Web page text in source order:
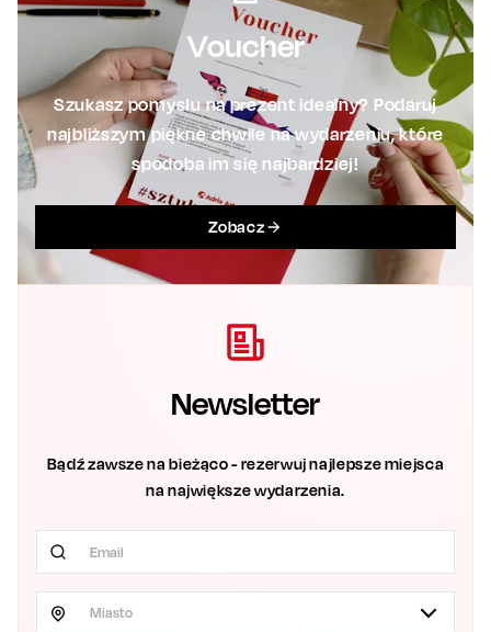
Voucher
Szukasz pomysłu na prezent idealny? Podaruj
najbliższym piękne chwile na wydarzeniu, które
spodoba im się najbardziej!
Zobacz
Newsletter
Bądź zawsze na bieżąco - rezerwuj najlepsze miejsca
na największe wydarzenia.
Miasto